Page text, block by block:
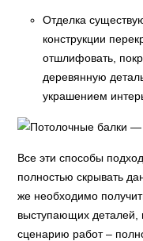
Отделка
конструкции
отшлифовать,
деревянную
украшением
Все эти способы
полностью скрывать
же необходимо
выступающих деталей,
сценарию работ –